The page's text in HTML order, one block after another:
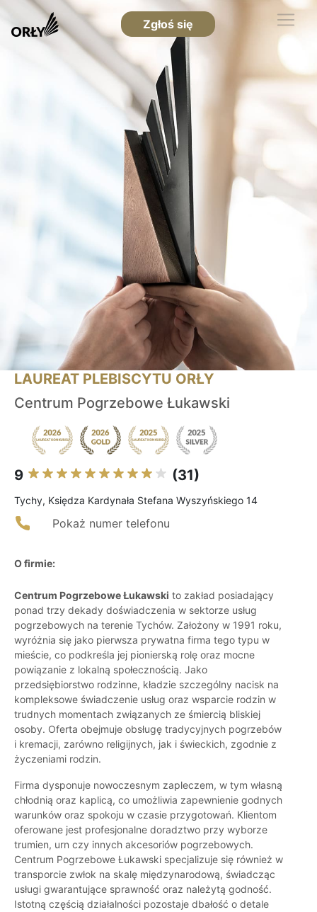
Zgłoś się
LAUREAT PLEBISCYTU ORŁY
Centrum Pogrzebowe Łukawski
9 (31)
Tychy, Księdza Kardynała Stefana Wyszyńskiego 14
Pokaż numer telefonu
O firmie:
Centrum Pogrzebowe Łukawski to zakład posiadający
ponad trzy dekady doświadczenia w sektorze usług
pogrzebowych na terenie Tychów. Założony w 1991 roku,
wyróżnia się jako pierwsza prywatna firma tego typu w
mieście, co podkreśla jej pionierską rolę oraz mocne
powiązanie z lokalną społecznością. Jako
przedsiębiorstwo rodzinne, kładzie szczególny nacisk na
kompleksowe świadczenie usług oraz wsparcie rodzin w
trudnych momentach związanych ze śmiercią bliskiej
osoby. Oferta obejmuje obsługę tradycyjnych pogrzebów
i kremacji, zarówno religijnych, jak i świeckich, zgodnie z
życzeniami rodzin.
Firma dysponuje nowoczesnym zapleczem, w tym własną
chłodnią oraz kaplicą, co umożliwia zapewnienie godnych
warunków oraz spokoju w czasie przygotowań. Klientom
oferowane jest profesjonalne doradztwo przy wyborze
trumien, urn czy innych akcesoriów pogrzebowych.
Centrum Pogrzebowe Łukawski specjalizuje się również w
transporcie zwłok na skalę międzynarodową, świadcząc
usługi gwarantujące sprawność oraz należytą godność.
Istotną częścią działalności pozostaje dbałość o detale